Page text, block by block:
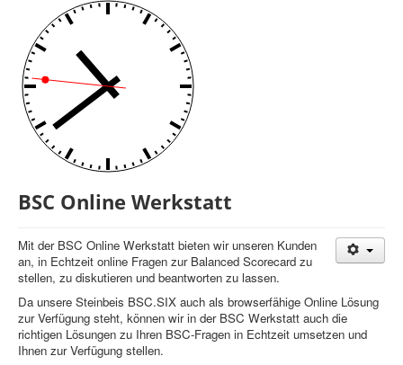
Balanced Scorecard
OKR
Benchmarking
Hoshin-Kanri
Kommunikation
Entscheidungsregeln
Aktuelle Seite: Startseite
Benchmarking
BSC Online Werkstatt
Mit der BSC Online Werkstatt bieten wir unseren Kunden
an, in Echtzeit online Fragen zur Balanced Scorecard zu
stellen, zu diskutieren und beantworten zu lassen.
Da unsere Steinbeis BSC.SIX auch als browserfähige Online Lösung
zur Verfügung steht, können wir in der BSC Werkstatt auch die
richtigen Lösungen zu Ihren BSC-Fragen in Echtzeit umsetzen und
Ihnen zur Verfügung stellen.